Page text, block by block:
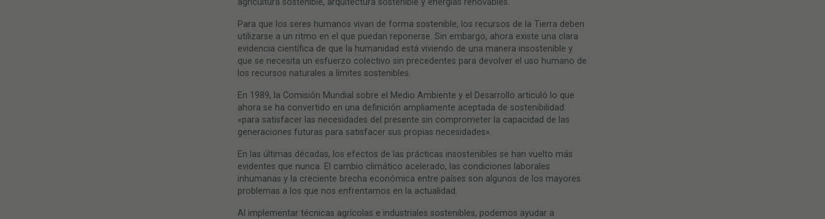
Para que los seres humanos vivan de forma sostenible, los recursos de la Tierra deben
utilizarse a un ritmo en el que puedan reponerse. Sin embargo, ahora existe una clara
evidencia científica de que la humanidad está viviendo de una manera insostenible y
que se necesita un esfuerzo colectivo sin precedentes para devolver el uso humano de
los recursos naturales a límites sostenibles.
En 1989, la Comisión Mundial sobre el Medio Ambiente y el Desarrollo articuló lo que
ahora se ha convertido en una definición ampliamente aceptada de sostenibilidad:
«para satisfacer las necesidades del presente sin comprometer la capacidad de las
generaciones futuras para satisfacer sus propias necesidades».
En las últimas décadas, los efectos de las prácticas insostenibles se han vuelto más
evidentes que nunca. El cambio climático acelerado, las condiciones laborales
inhumanas y la creciente brecha económica entre países son algunos de los mayores
problemas a los que nos enfrentamos en la actualidad.
Al implementar técnicas agrícolas e industriales sostenibles, podemos ayudar a